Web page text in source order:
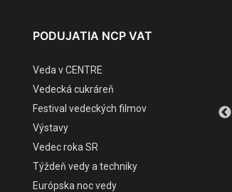
PODUJATIA NCP VAT
Veda v CENTRE
Vedecká cukráreň
Festival vedeckých filmov
Výstavy
Vedec roka SR
Týždeň vedy a techniky
Európska noc vedy